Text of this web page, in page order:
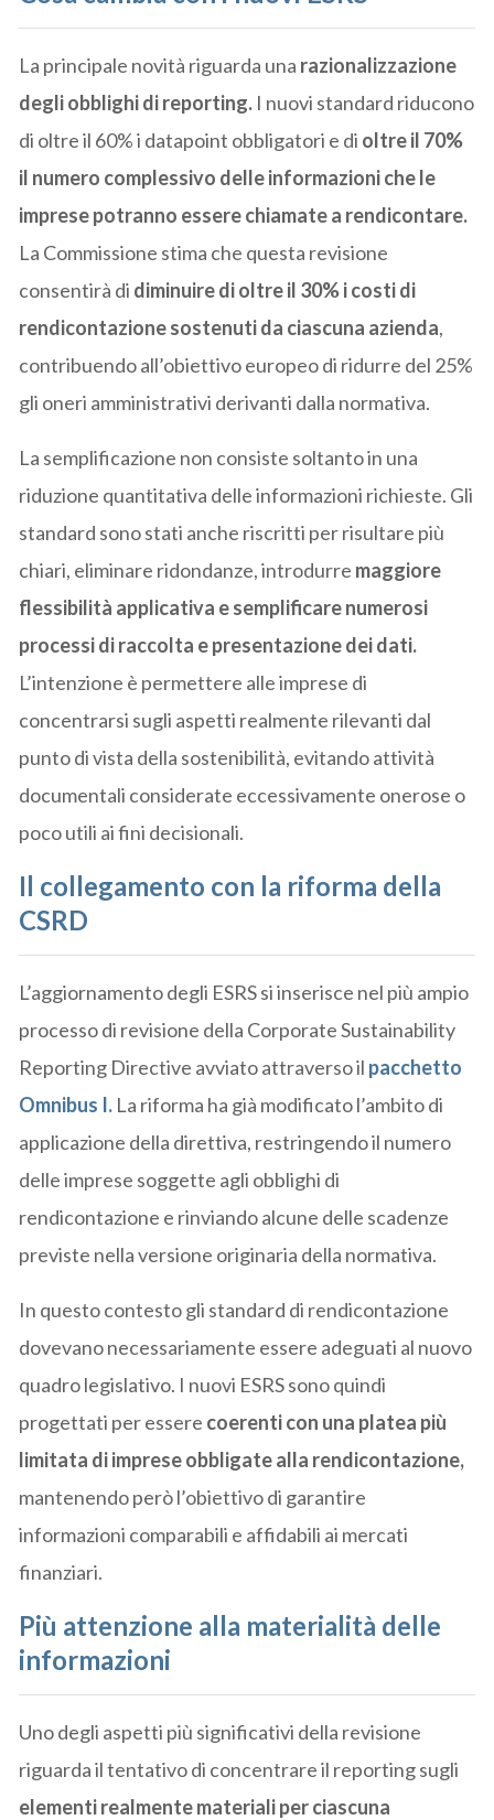
La principale novità riguarda una razionalizzazione
degli obblighi di reporting. I nuovi standard riducono
di oltre il 60% i datapoint obbligatori e di oltre il 70%
il numero complessivo delle informazioni che le
imprese potranno essere chiamate a rendicontare.
La Commissione stima che questa revisione
consentirà di diminuire di oltre il 30% i costi di
rendicontazione sostenuti da ciascuna azienda,
contribuendo all’obiettivo europeo di ridurre del 25%
gli oneri amministrativi derivanti dalla normativa.
La semplificazione non consiste soltanto in una
riduzione quantitativa delle informazioni richieste. Gli
standard sono stati anche riscritti per risultare più
chiari, eliminare ridondanze, introdurre maggiore
flessibilità applicativa e semplificare numerosi
processi di raccolta e presentazione dei dati.
L’intenzione è permettere alle imprese di
concentrarsi sugli aspetti realmente rilevanti dal
punto di vista della sostenibilità, evitando attività
documentali considerate eccessivamente onerose o
poco utili ai fini decisionali.
Il collegamento con la riforma della
CSRD
L’aggiornamento degli ESRS si inserisce nel più ampio
processo di revisione della Corporate Sustainability
Reporting Directive avviato attraverso il pacchetto
Omnibus I. La riforma ha già modificato l’ambito di
applicazione della direttiva, restringendo il numero
delle imprese soggette agli obblighi di
rendicontazione e rinviando alcune delle scadenze
previste nella versione originaria della normativa.
In questo contesto gli standard di rendicontazione
dovevano necessariamente essere adeguati al nuovo
quadro legislativo. I nuovi ESRS sono quindi
progettati per essere coerenti con una platea più
limitata di imprese obbligate alla rendicontazione,
mantenendo però l’obiettivo di garantire
informazioni comparabili e affidabili ai mercati
finanziari.
Più attenzione alla materialità delle
informazioni
Uno degli aspetti più significativi della revisione
riguarda il tentativo di concentrare il reporting sugli
elementi realmente materiali per ciascuna